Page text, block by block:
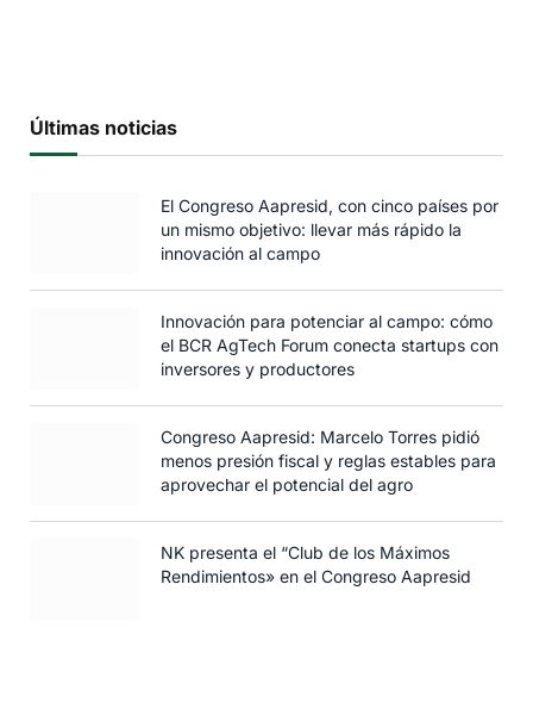
Últimas noticias
El Congreso Aapresid, con cinco países por
un mismo objetivo: llevar más rápido la
innovación al campo
Innovación para potenciar al campo: cómo
el BCR AgTech Forum conecta startups con
inversores y productores
Congreso Aapresid: Marcelo Torres pidió
menos presión fiscal y reglas estables para
aprovechar el potencial del agro
NK presenta el “Club de los Máximos
Rendimientos» en el Congreso Aapresid